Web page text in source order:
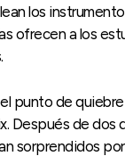
los
ofrecen a los
punto de
Después de dos
sorprendidos